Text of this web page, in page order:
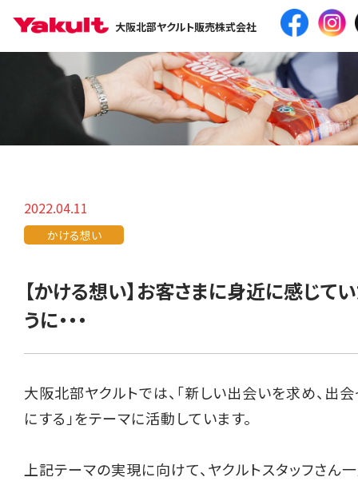
大阪北部ヤクルト販売株式会社
2022.04.11
かける想い
【かける想い】お客さまに身近に感じて
うに・・・
大阪北部ヤクルトでは、「新しい出会いを求め、出
にする」をテーマに活動しています。
上記テーマの実現に向けて、ヤクルトスタッフさん